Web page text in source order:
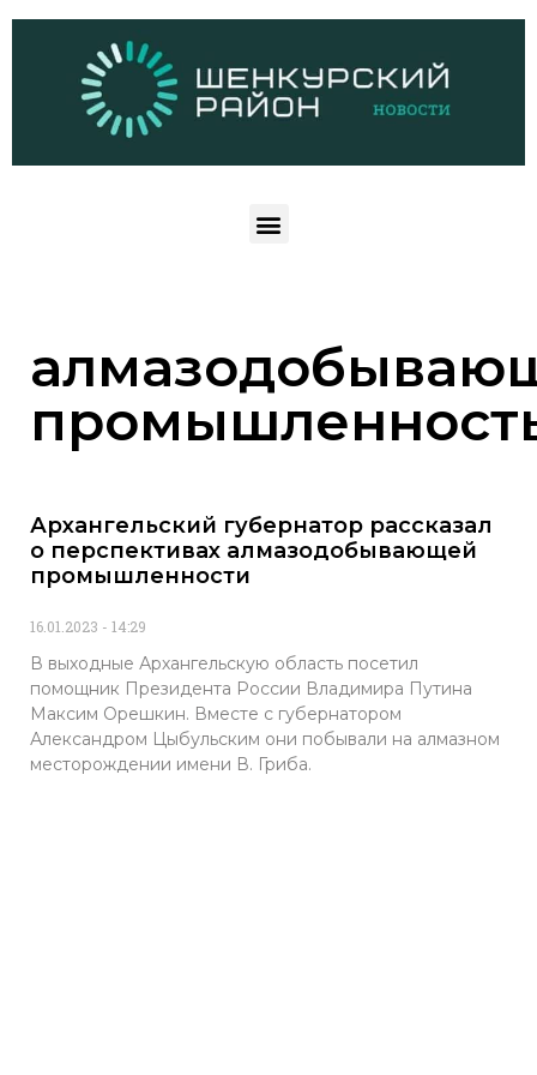
Архангельский губернатор рассказал
о перспективах алмазодобывающей
промышленности
16.01.2023 14:29
В выходные Архангельскую область посетил
помощник Президента России Владимира Путина
Максим Орешкин. Вместе с губернатором
Александром Цыбульским они побывали на алмазном
месторождении имени В. Гриба.